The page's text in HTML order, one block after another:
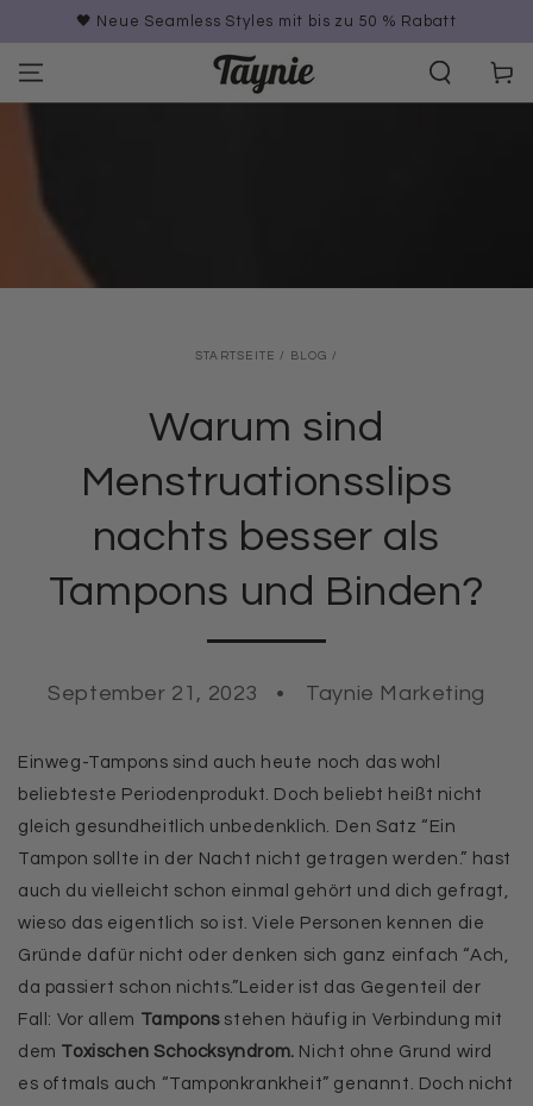
ZUM INHALT
SPRINGEN
🖤 Neue Seamless Styles mit bis zu 50 % Rabatt
STARTSEITE / BLOG /
Warum sind
Menstruationsslips
nachts besser als
Tampons und Binden?
September 21, 2023 Taynie Marketing
Einweg-Tampons sind auch heute noch das wohl
beliebteste Periodenprodukt. Doch beliebt heißt nicht
gleich gesundheitlich unbedenklich. Den Satz “Ein
Tampon sollte in der Nacht nicht getragen werden.” hast
auch du vielleicht schon einmal gehört und dich gefragt,
wieso das eigentlich so ist. Viele Personen kennen die
Gründe dafür nicht oder denken sich ganz einfach “Ach,
da passiert schon nichts.”Leider ist das Gegenteil der
Fall: Vor allem Tamponsstehen häufig in Verbindung mit
dem Toxischen Schocksyndrom. Nicht ohne Grund wird
es oftmals auch “Tamponkrankheit” genannt. Doch nicht